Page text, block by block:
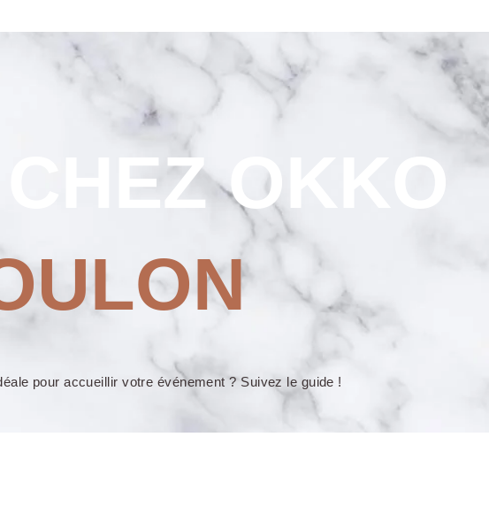
CHEZOKKO
pour accueillir votre événement ? Suivez le guide !
LA
BOUTIQUE
EN LIGNE